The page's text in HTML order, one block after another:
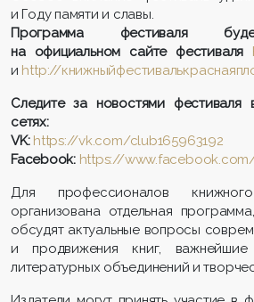
и Году памяти и славы.
Программа фестиваля
на официальном сайте фестиваля
и http://
Следите за новостями фестиваля
сетях:
VK: https://vk.com/club165963192
Facebook: https://
Для профессионалов
организована отдельная
обсудят актуальные вопросы
и продвижения книг,
литературных объединений и